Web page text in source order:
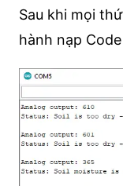
Sau khi mọi
hành nạp